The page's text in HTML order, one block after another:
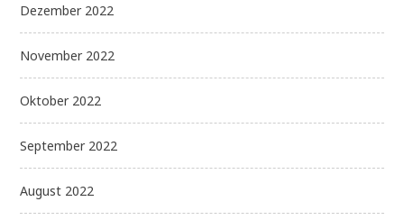
Dezember 2022
November 2022
Oktober 2022
September 2022
August 2022